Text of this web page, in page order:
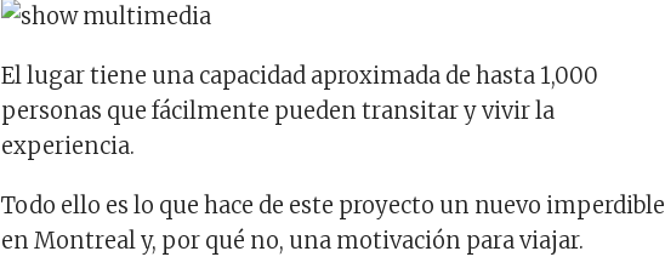
El lugar tiene una capacidad aproximada de hasta 1,000
personas que fácilmente pueden transitar y vivir la
experiencia.
Todo ello es lo que hace de este proyecto un nuevo imperdible
en Montreal y, por qué no, una motivación para viajar.